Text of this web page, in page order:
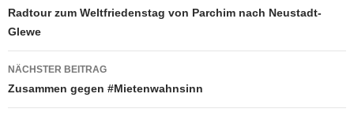
Radtour zum Weltfriedenstag von Parchim nach Neustadt-
Glewe
NÄCHSTER BEITRAG
Zusammen gegen #Mietenwahnsinn